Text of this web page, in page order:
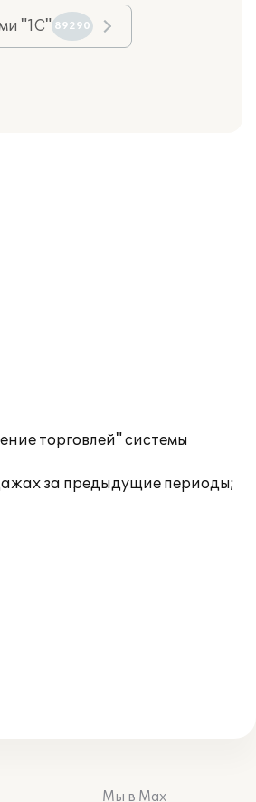
"1С" 89290
торговлей" системы
за предыдущие периоды;
Мы в Max